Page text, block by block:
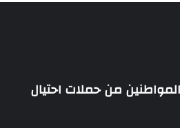
من حملات احتيال